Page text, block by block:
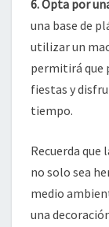
6. Opta por
una base de
utilizar un
permitirá que
fiestas y
tiempo.
Recuerda que
no solo sea
medio
una